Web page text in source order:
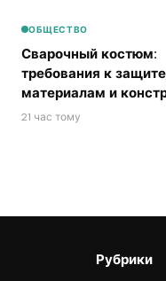
ОБЩЕСТВО
Сварочный костюм:
требования к
материалам и
21 час тому
Рубрики